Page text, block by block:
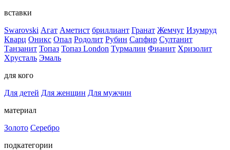
вставки
Swarovski Агат Аметист бриллиант Гранат Жемчуг Изумруд
Кварц Оникс Опал Родолит Рубин Сапфир Султанит
Танзанит Топаз Топаз London Турмалин Фианит Хризолит
Хрусталь Эмаль
для кого
Для детей Для женщин Для мужчин
материал
Золото Серебро
подкатегории